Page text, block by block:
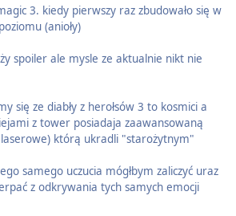
3. kiedy pierwszy raz zbudowało się w
(anioły)
spoiler ale mysle ze aktualnie nikt nie
się ze diabły z herołsów 3 to kosmici a
z tower posiadaja zaawansowaną
którą ukradli "starożytnym"
samego uczucia mógłbym zaliczyć uraz
z odkrywania tych samych emocji